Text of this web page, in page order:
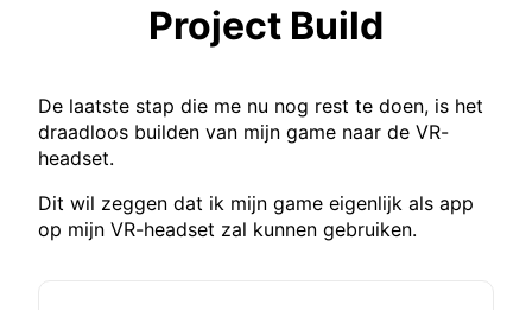
Project Build
De laatste stap die me nu nog rest te doen, is het
draadloos builden van mijn game naar de VR-
headset.
Dit wil zeggen dat ik mijn game eigenlijk als app
op mijn VR-headset zal kunnen gebruiken.